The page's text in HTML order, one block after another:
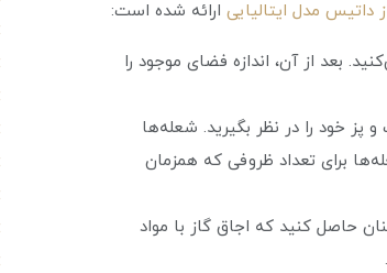
داتیس مدل ایتالیایی ارائه شده است:
بعد از آن، اندازه فضای موجود را
پز خود را در نظر بگیرید. شعله‌ها
برای تعداد ظروفی که همزمان
حاصل کنید که اجاق گاز با مواد